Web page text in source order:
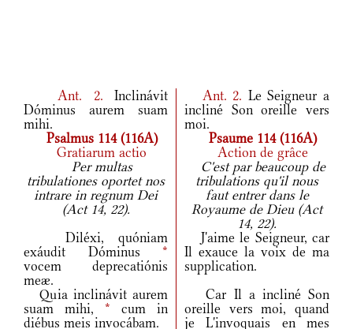
Ant. 2. Inclinávit
Dóminus aurem suam
mihi.
Ant. 2. Le Seigneur a
incliné Son oreille vers
moi.
Psalmus 114 (116A)
Psaume 114 (116A)
Gratiarum actio
Action de grâce
Per multas
tribulationes oportet nos
intrare in regnum Dei
(Act 14, 22).
C'est par beaucoup de
tribulations qu'il nous
faut entrer dans le
Royaume de Dieu (Act
14, 22).
Diléxi, quóniam
exáudit Dóminus *
vocem deprecatiónis
meæ.
J'aime le Seigneur, car
Il exauce la voix de ma
supplication.
Quia inclinávit aurem
suam mihi, * cum in
diébus meis invocábam.
Car Il a incliné Son
oreille vers moi, quand
je L'invoquais en mes